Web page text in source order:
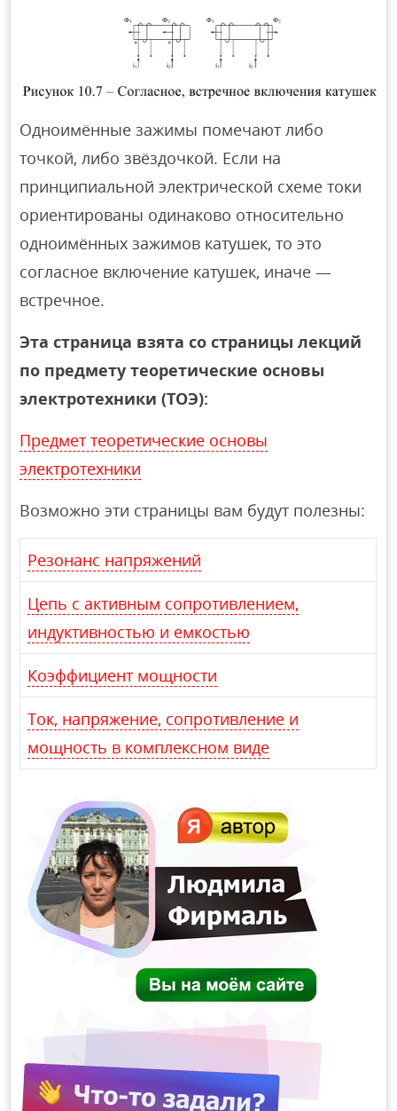
Одноимённые зажимы помечают либо
точкой, либо звёздочкой. Если на
принципиальной электрической схеме токи
ориентированы одинаково относительно
одноимённых зажимов катушек, то это
согласное включение катушек, иначе —
встречное.
Эта страница взята со страницы лекций
по предмету теоретические основы
электротехники (ТОЭ):
Предмет теоретические основы
электротехники
Возможно эти страницы вам будут полезны:
Резонанс напряжений
Цепь с активным сопротивлением,
индуктивностью и емкостью
Коэффициент мощности
Ток, напряжение, сопротивление и
мощность в комплексном виде